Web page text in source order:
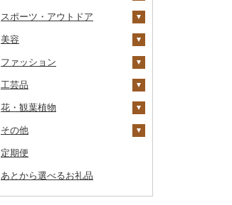
八女茶
豆乳
アイス・ジェラート
その他洋菓子
煎餅・おかき
羊羹
饅頭
大福
その他和菓子
その他麺
その他鍋
スープ
豆腐・納豆
豆腐
漬物
キムチ
その他漬物
缶詰・瓶詰
肉
魚
ジャム
その他缶詰・瓶詰
乾物
燻製（スモーク）
おせち
その他加工品
酢
だし
食用油
オリーブオイル
ごま油
はちみつ
ドレッシング
その他調味料
ケチャップ
こしょう
パソコン・周辺機器
TV・オーディオ・カメラ
美容・健康家電
カー用品
時計
その他家電
その他旅行券
食事券
温泉・サウナ・スパ利用
券
家具・インテリア
机・テーブル
その他家具・インテリ
寝具
布団
毛布
タオルケット
タオル
その他タオル
文房具・印鑑
ボールペン
ノート・ファイル
その他文房具
食器
グラス・カップ
箸
スプーン・フォーク・
キッチン用品
フライパン
鍋
日用品
洗剤
トイレットペーパー
楽器・器材
本・CD・DVD
スポーツ・アウトドア
ゴルフ
ゴルフボール
ゴルフウェア
その他ゴルフ
釣り
サイクリング
アウトドア・キャンプ
その他スポーツ
その他スポーツ
美容
スキンケア
洗顔
その他スキンケア
シャンプー・リンス
石鹸・ボディーソープ
入浴剤
アロマ
プロテイン
その他美容
ファッション
鞄・バッグ
トートバッグ・ショル
ツケース
その他鞄・バッグ
洋服
女性・レディース
子供・ベビー
その他洋服
和服
靴・履物
靴・シューズ
スリッパ・下駄・草履
アクセサリー
ペンダント・ネックレ
その他服飾小物
工芸品
織物
本場奄美大島紬
陶器・漆器
唐津焼
備前焼
その他装飾品・工芸品
数珠
工芸品
花・観葉植物
観葉植物・苗木
花
胡蝶蘭
造花・プリザーブドフ
盆栽・その他
その他
地域サービス
その他
定期便
あとから選べるお礼品